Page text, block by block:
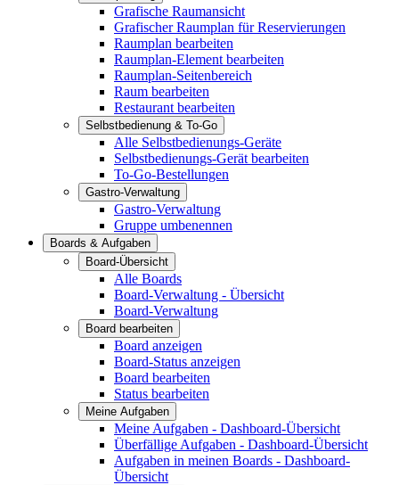
Grafische Raumansicht
Grafischer Raumplan für Reservierungen
Raumplan bearbeiten
Raumplan-Element bearbeiten
Raumplan-Seitenbereich
Raum bearbeiten
Restaurant bearbeiten
Selbstbedienung & To-Go
Alle Selbstbedienungs-Geräte
Selbstbedienungs-Gerät bearbeiten
To-Go-Bestellungen
Gastro-Verwaltung
Gastro-Verwaltung
Gruppe umbenennen
Boards & Aufgaben
Board-Übersicht
Alle Boards
Board-Verwaltung - Übersicht
Board-Verwaltung
Board bearbeiten
Board anzeigen
Board-Status anzeigen
Board bearbeiten
Status bearbeiten
Meine Aufgaben
Meine Aufgaben - Dashboard-Übersicht
Überfällige Aufgaben - Dashboard-Übersicht
Aufgaben in meinen Boards - Dashboard-
Übersicht